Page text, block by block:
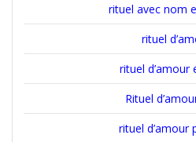
rituel avec nom
rituel
rituel d’amour
Rituel
rituel d’amour